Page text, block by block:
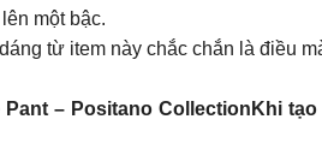
một bậc.
từ item này chắc chắn là điều
Pant – Positano CollectionKhi